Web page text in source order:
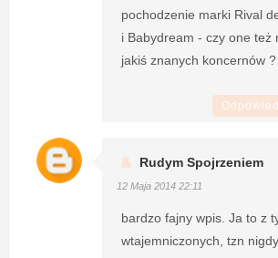
pochodzenie marki Rival
i Babydream - czy one też
jakiś znanych koncernów ?
Rudym Spojrzeniem
12 Maja 2014 22:11
bardzo fajny wpis. Ja to z
wtajemniczonych, tzn